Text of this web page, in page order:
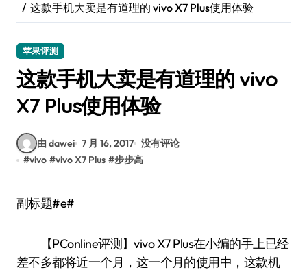
这款手机大卖是有道理的 vivo X7 Plus使用体验
苹果评测
这款手机大卖是有道理的 vivo
X7 Plus使用体验
由 dawei 7 月 16, 2017 没有评论
#vivo #vivo X7 Plus #步步高
副标题#e#
【PConline评测】vivo X7 Plus在小编的手上已经
差不多都将近一个月，这一个月的使用中，这款机